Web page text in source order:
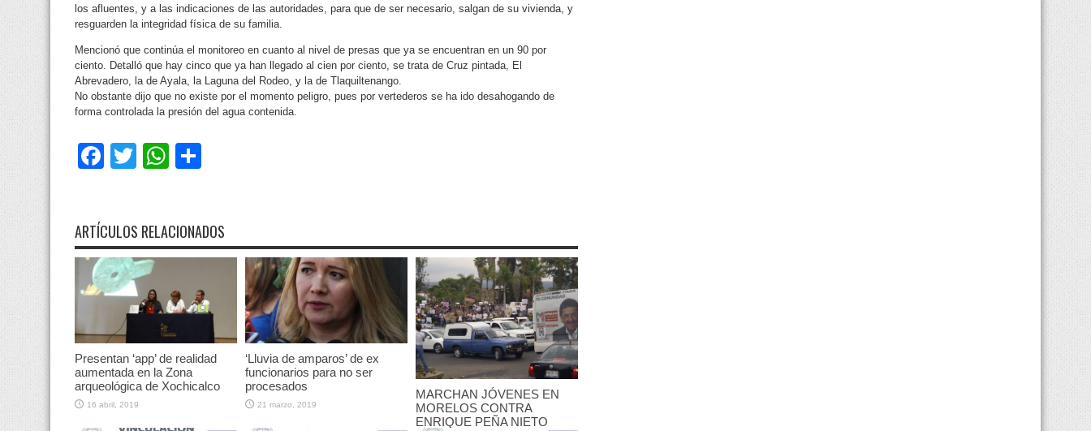
los afluentes, y a las indicaciones de las autoridades, para que de ser necesario, salgan de su vivienda, y
resguarden la integridad física de su familia.
Mencionó que continúa el monitoreo en cuanto al nivel de presas que ya se encuentran en un 90 por
ciento. Detalló que hay cinco que ya han llegado al cien por ciento, se trata de Cruz pintada, El
Abrevadero, la de Ayala, la Laguna del Rodeo, y la de Tlaquiltenango.
No obstante dijo que no existe por el momento peligro, pues por vertederos se ha ido desahogando de
forma controlada la presión del agua contenida.
Facebook
TwitterWhatsApp
ARTÍCULOS RELACIONADOS
Presentan ‘app’ de realidad
aumentada en la Zona
arqueológica de Xochicalco
16 abril, 2019
‘Lluvia de amparos’ de ex
funcionarios para no ser
procesados
21 marzo, 2019
MARCHAN JÓVENES EN
MORELOS CONTRA
ENRIQUE PEÑA NIETO